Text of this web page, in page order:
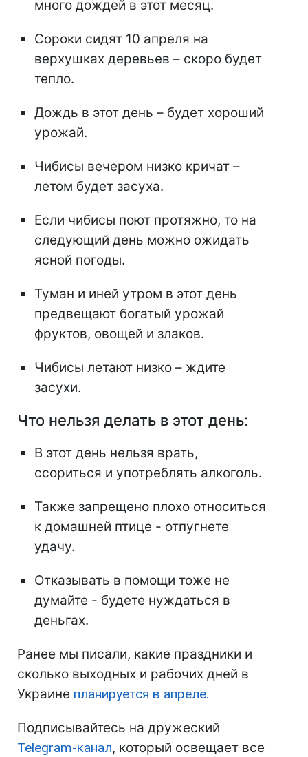
много дождей в этот месяц.
Сороки сидят 10 апреля на
верхушках деревьев – скоро будет
тепло.
Дождь в этот день – будет хороший
урожай.
Чибисы вечером низко кричат –
летом будет засуха.
Если чибисы поют протяжно, то на
следующий день можно ожидать
ясной погоды.
Туман и иней утром в этот день
предвещают богатый урожай
фруктов, овощей и злаков.
Чибисы летают низко – ждите
засухи.
Что нельзя делать в этот день:
В этот день нельзя врать,
ссориться и употреблять алкоголь.
Также запрещено плохо относиться
к домашней птице - отпугнете
удачу.
Отказывать в помощи тоже не
думайте - будете нуждаться в
деньгах.
Ранее мы писали, какие праздники и
сколько выходных и рабочих дней в
Украине планируется в апреле.
Подписывайтесь на дружеский
Telegram-канал, который освещает все